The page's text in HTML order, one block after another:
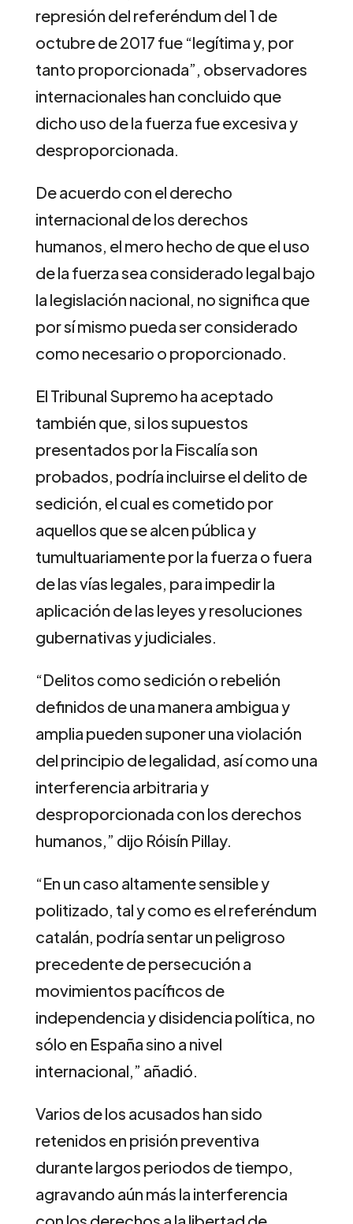
represión del referéndum del 1 de
octubre de 2017 fue “legítima y, por
tanto proporcionada”, observadores
internacionales han concluido que
dicho uso de la fuerza fue excesiva y
desproporcionada.
De acuerdo con el derecho
internacional de los derechos
humanos, el mero hecho de que el uso
de la fuerza sea considerado legal bajo
la legislación nacional, no significa que
por sí mismo pueda ser considerado
como necesario o proporcionado.
El Tribunal Supremo ha aceptado
también que, si los supuestos
presentados por la Fiscalía son
probados, podría incluirse el delito de
sedición, el cual es cometido por
aquellos que se alcen pública y
tumultuariamente por la fuerza o fuera
de las vías legales, para impedir la
aplicación de las leyes y resoluciones
gubernativas y judiciales.
“Delitos como sedición o rebelión
definidos de una manera ambigua y
amplia pueden suponer una violación
del principio de legalidad, así como una
interferencia arbitraria y
desproporcionada con los derechos
humanos,” dijo Róisín Pillay.
“En un caso altamente sensible y
politizado, tal y como es el referéndum
catalán, podría sentar un peligroso
precedente de persecución a
movimientos pacíficos de
independencia y disidencia política, no
sólo en España sino a nivel
internacional,” añadió.
Varios de los acusados han sido
retenidos en prisión preventiva
durante largos periodos de tiempo,
agravando aún más la interferencia